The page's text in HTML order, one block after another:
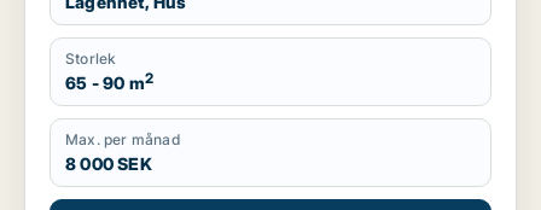
Storlek
65 - 90 m2
Max. per månad
8 000 SEK